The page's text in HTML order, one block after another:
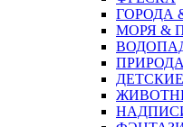
ГОРОДА
МОРЯ &
ПРИРОДА
ДЕТСКИЕ